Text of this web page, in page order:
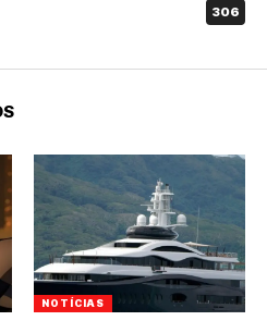
306
NOTÍCIAS